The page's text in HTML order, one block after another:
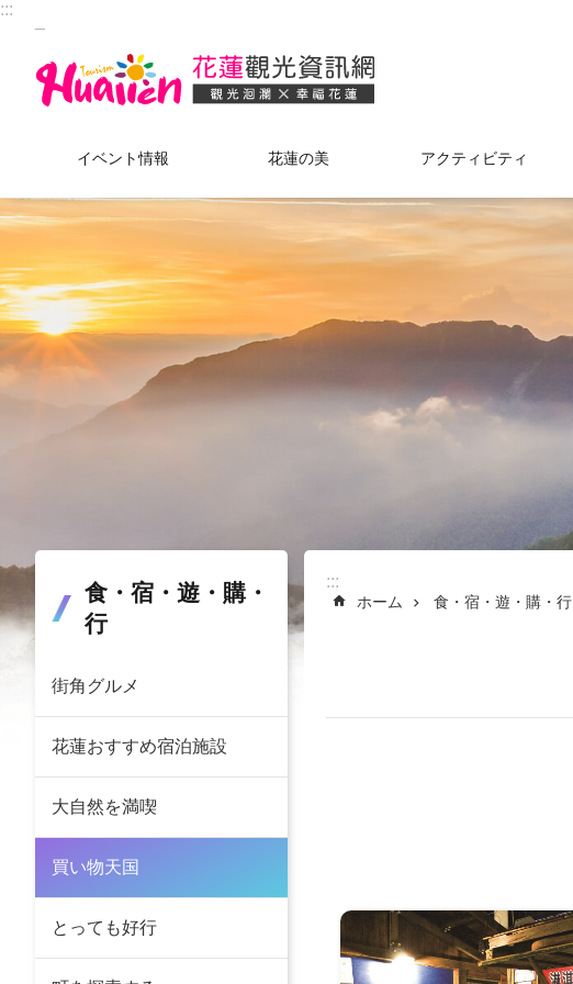
メインのコンテンツブロックにジャンプします
:::
イベント情報 花蓮の美 アクティビティ
:::
食・宿・遊・購・
行
街角グルメ
花蓮おすすめ宿泊施設
大自然を満喫
買い物天国
とっても好行
:::
ホーム 食・宿・遊・購・行